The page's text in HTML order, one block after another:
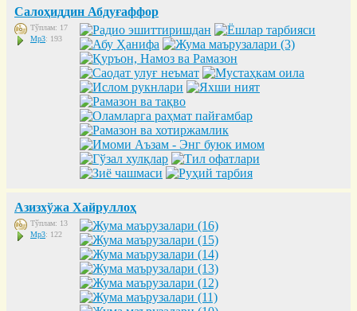
Салоҳиддин Абдуғаффор
Тўплам: 17
Mp3: 193
Азизхўжа Хайруллоҳ
Тўплам: 13
Mp3: 122